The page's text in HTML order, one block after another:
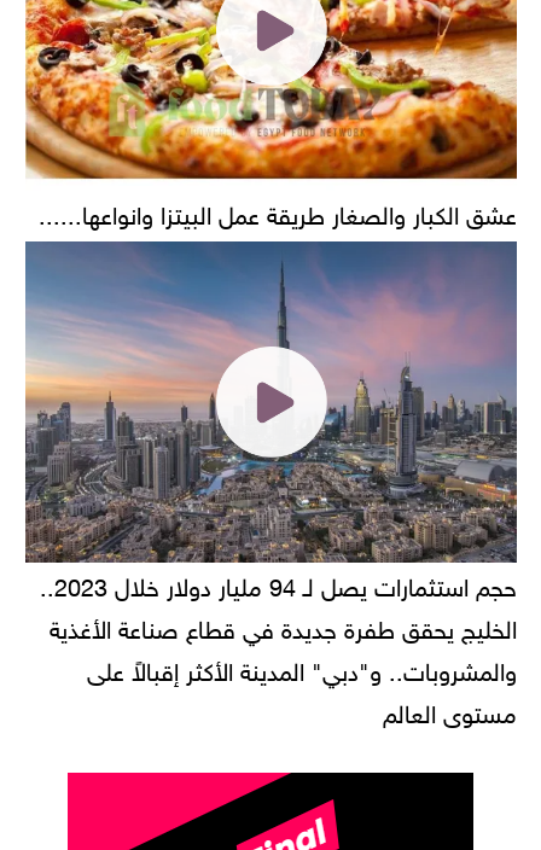
عشق الكبار والصغار طريقة عمل البيتزا وانواعها......
الخليج يحقق طفرة جديدة في قطاع صناعة الأغذية
والمشروبات.. و"دبي" المدينة الأكثر إقبالاً على
مستوى العالم